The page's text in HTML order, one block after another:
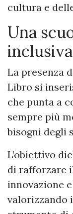
cultura e
Una
inclusiva
La presenza
Libro si
che punta a
sempre più
bisogni degli
L’obiettivo
di rafforzare
innovazione
valorizzando